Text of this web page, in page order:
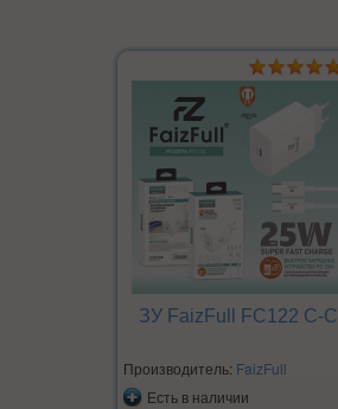
ЗУ FaizFull FC122 C-C
Производитель: FaizFull
Есть в наличии